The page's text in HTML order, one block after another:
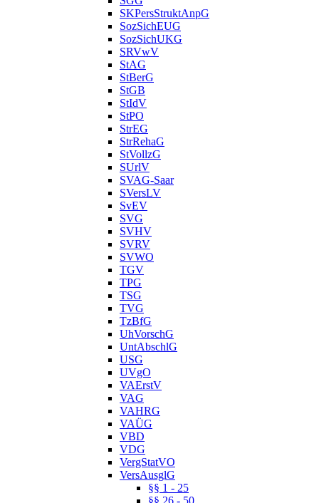
SKPersStruktAnpG
SozSichEUG
SozSichUKG
SRVwV
StAG
StBerG
StGB
StIdV
StPO
StrEG
StrRehaG
StVollzG
SUrlV
SVAG-Saar
SVersLV
SvEV
SVG
SVHV
SVRV
SVWO
TGV
TPG
TSG
TVG
TzBfG
UhVorschG
UntAbschlG
USG
UVgO
VAErstV
VAG
VAHRG
VAÜG
VBD
VDG
VergStatVO
VersAusglG
§§ 1 - 25
§§ 26 - 50